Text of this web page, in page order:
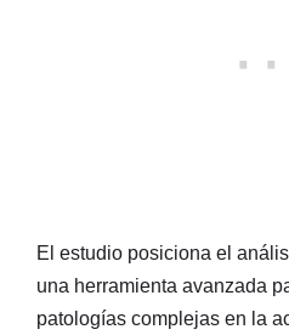
El estudio posiciona el
una herramienta avanzada
patologías complejas en la